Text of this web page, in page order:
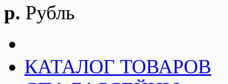
р. Рубль
КАТАЛОГ ТОВАРОВ